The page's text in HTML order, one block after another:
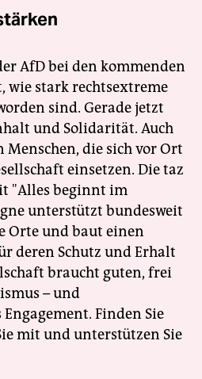
AfD bei den kommenden
wie stark rechtsextreme
sind. Gerade jetzt
und Solidarität. Auch
die sich vor Ort
einsetzen. Die taz
"Alles beginnt im
unterstützt bundesweit
Orte und baut einen
deren Schutz und Erhalt
braucht guten, frei
– und
Finden Sie
mit und unterstützen Sie